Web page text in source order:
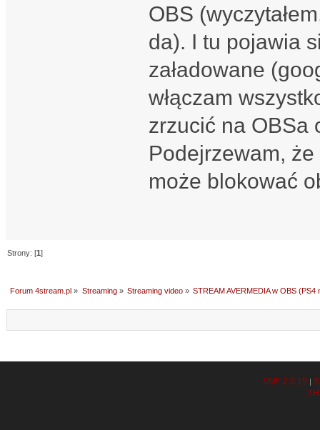
OBS
da). I tu pojawia
załadowane
włączam
zrzucić na OBSa
Podejrzewam,
może blokować
Strony: [1]
Forum 4stream.pl » Streaming» Streaming video» STREAM AVERMEDIA w OBS (PS4
SMF 2.0.19 |